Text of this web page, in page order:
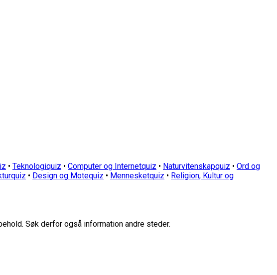
• Teknologiquiz • Computer og Internetquiz • Naturvitenskapquiz • Ord og
• Design og Motequiz • Mennesketquiz • Religion, Kultur og
Søk derfor også information andre steder.